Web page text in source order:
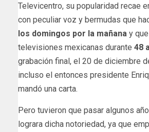
Televicentro, su popularidad recae
con peculiar voz y bermudas que
los domingos por la mañana y
televisiones mexicanas durante 48
grabación final, el 20 de diciembre
incluso el entonces presidente
mandó una carta.
Pero tuvieron que pasar algunos
lograra dicha notoriedad, ya que